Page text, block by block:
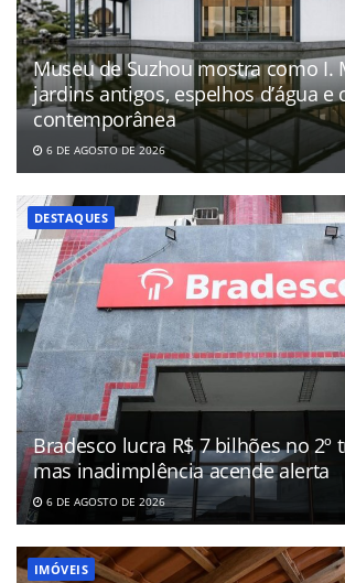
Museu de Suzhou mostra como I.
jardins antigos, espelhos d’água e
contemporânea
6 DE AGOSTO DE 2026
DESTAQUES
Bradesco lucra R$ 7 bilhões no 2º
mas inadimplência acende alerta
6 DE AGOSTO DE 2026
IMÓVEIS